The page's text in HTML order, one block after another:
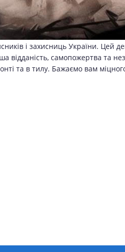
і захисниць України. Цей
відданість, самопожертва та
та в тилу. Бажаємо вам